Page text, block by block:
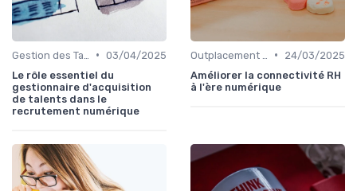
• 03/04/2025
Le rôle essentiel du
gestionnaire d'acquisition
de talents dans le
recrutement numérique
•
24/03/2025
Améliorer la connectivité RH
à l'ère numérique